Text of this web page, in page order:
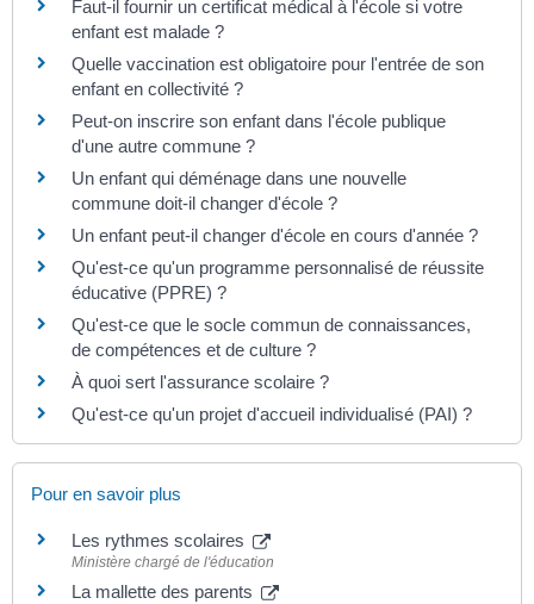
Faut-il fournir un certificat médical à l'école si votre
enfant est malade ?
Quelle vaccination est obligatoire pour l'entrée de son
enfant en collectivité ?
Peut-on inscrire son enfant dans l'école publique
d'une autre commune ?
Un enfant qui déménage dans une nouvelle
commune doit-il changer d'école ?
Un enfant peut-il changer d'école en cours d'année ?
Qu'est-ce qu'un programme personnalisé de réussite
éducative (PPRE) ?
Qu'est-ce que le socle commun de connaissances,
de compétences et de culture ?
À quoi sert l'assurance scolaire ?
Qu'est-ce qu'un projet d'accueil individualisé (PAI) ?
Pour en savoir plus
Les rythmes scolaires
Ministère chargé de l'éducation
La mallette des parents